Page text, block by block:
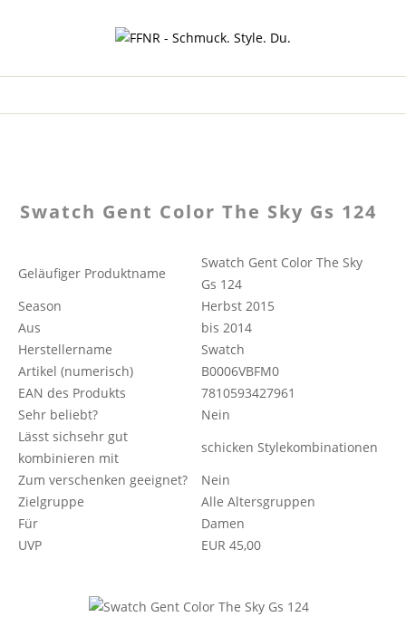
Swatch Gent Color The Sky Gs 124
Geläufiger Produktname
Swatch Gent Color The Sky
Gs 124
Season
Herbst 2015
Aus
bis 2014
Herstellername
Swatch
Artikel (numerisch)
B0006VBFM0
EAN des Produkts
7810593427961
Sehr beliebt?
Nein
Lässt sichsehr gut
kombinieren mit
schicken Stylekombinationen
Zum verschenken geeignet?
Nein
Zielgruppe
Alle Altersgruppen
Für
Damen
UVP
EUR 45,00